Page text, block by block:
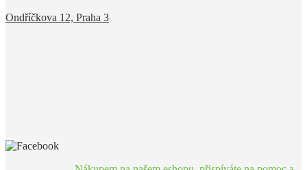
Ondříčkova 12, Praha 3